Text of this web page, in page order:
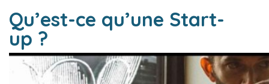
Qu’est-ce qu’une Start-
up ?